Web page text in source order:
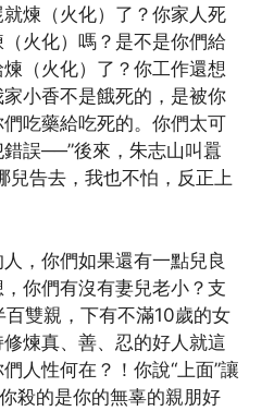
就煉（火化）了？你家人死
火化）嗎？是不是你們給
（火化）了？你工作還想
小香不是餓死的，是被你
吃藥給吃死的。你們太可
誤──”後來，朱志山叫囂
兒告去，我也不怕，反正上
，你們如果還有一點兒良
你們有沒有妻兒老小？支
雙親，下有不滿10歲的女
煉真、善、忍的好人就這
人性何在？！你說“上面”讓
殺的是你的無辜的親朋好